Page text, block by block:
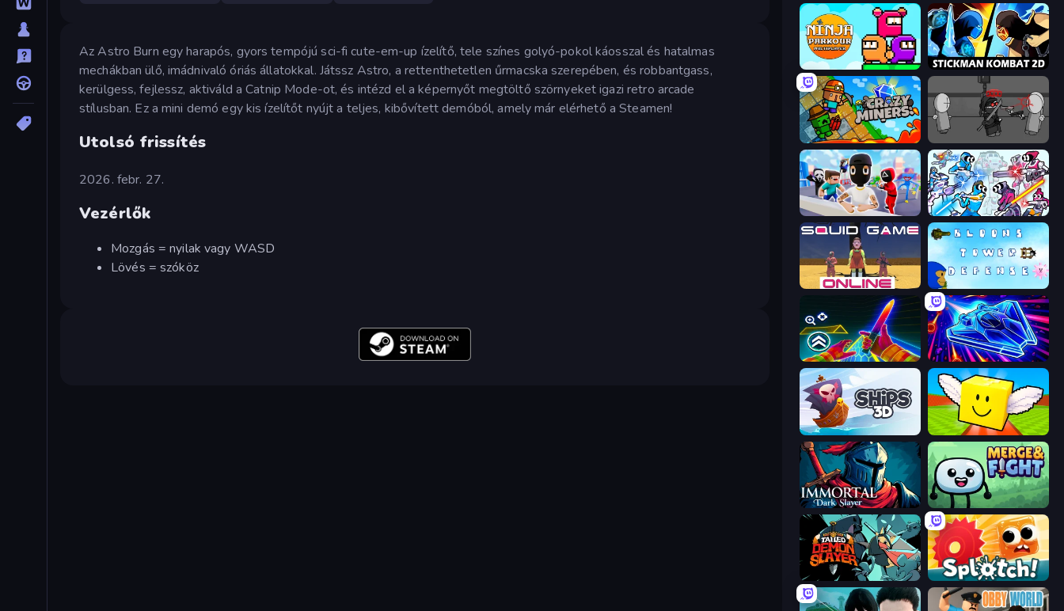
Az Astro Burn egy harapós, gyors tempójú sci-fi cute-em-up ízelítő, tele színes golyó-pokol káosszal és hatalmas
mechákban ülő, imádnivaló óriás állatokkal. Játssz Astro, a rettenthetetlen űrmacska szerepében, és robbantgass,
kerülgess, fejlessz, aktiváld a Catnip Mode-ot, és intézd el a képernyőt megtöltő szörnyeket igazi retro arcade
stílusban. Ez a mini demó egy kis ízelítőt nyújt a teljes, kibővített demóból, amely már elérhető a Steamen!
Utolsó frissítés
2026. febr. 27.
Vezérlők
Mozgás = nyilak vagy WASD
Lövés = szóköz
Ninja Parkour Multiplayer Stickman Kombat 2D
Crazy Miners Madness Project Nexus
Space Wars Battleground
Squid Game Online
Surf GO Parkour Stellar Swarm
Ships 3D Lucky Brainrot Blocks Online
Immortal: Dark Slayer Merge & Fight
Tailed Demon Slayer Splotch!